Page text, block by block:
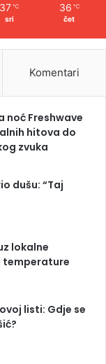
37 ℃
sri
36 ℃
čet
Komentari
noć Freshwave
hitova do
zvuka
dušu: “Taj
lokalne
temperature
listi: Gdje se